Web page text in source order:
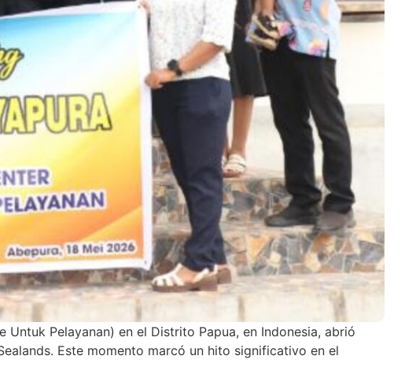
Pelayanan) en el Distrito Papua, en Indonesia, abrió
Este momento marcó un hito significativo en el